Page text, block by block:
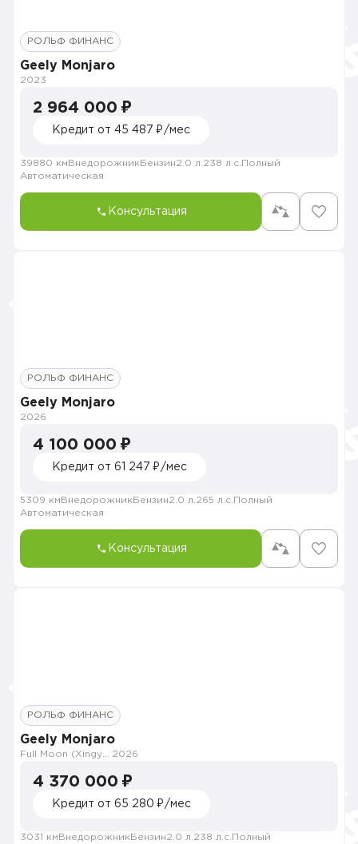
РОЛЬФ ФИНАНС
Geely Monjaro
2023
2 964 000 ₽
Кредит от 45 487 ₽/мес
39880 км Внедорожник Бензин2.0 л. 238 л.с. Полный
Автоматическая
Консультация
РОЛЬФ ФИНАНС
Geely Monjaro
2026
4 100 000 ₽
Кредит от 61 247 ₽/мес
5309 км Внедорожник Бензин2.0 л. 265 л.с. Полный
Автоматическая
Консультация
РОЛЬФ ФИНАНС
Geely Monjaro
2026
4 370 000 ₽
Кредит от 65 280 ₽/мес
3031 км Внедорожник Бензин2.0 л. 238 л.с. Полный